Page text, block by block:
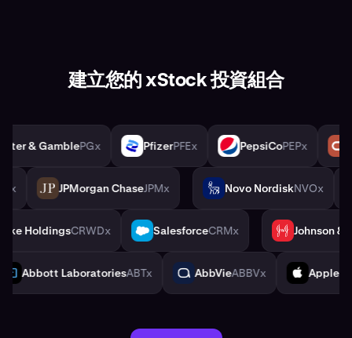
建立您的 xStock 投資組合
PG Procter & GamblePGx PFE PfizerPFEx PEP PepsiCo
NVO Novo NordiskNVOx
JPM JPMorgan ChaseJPMx
JNJ
HoldingsCRWDx CRM Salesforce
ACNx ABT Abbott Laboratories ABTx ABBV AbbVie ABBVx